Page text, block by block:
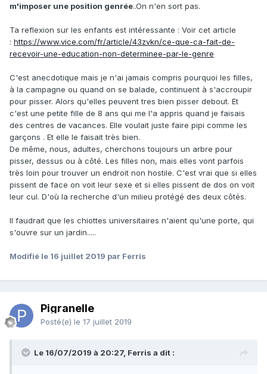
m'imposer une position genrée..On n'en sort pas.
Ta reflexion sur les enfants est intéressante : Voir cet article
: https://www.vice.com/fr/article/43zvkn/ce-que-ca-fait-de-
recevoir-une-education-non-determinee-par-le-genre
C'est anecdotique mais je n'ai jamais compris pourquoi les filles,
à la campagne ou quand on se balade, continuent à s'accroupir
pour pisser. Alors qu'elles peuvent tres bien pisser debout. Et
c'est une petite fille de 8 ans qui me l'a appris quand je faisais
des centres de vacances. Elle voulait juste faire pipi comme les
garçons . Et elle le faisait très bien.
De même, nous, adultes, cherchons toujours un arbre pour
pisser, dessus ou à côté. Les filles non, mais elles vont parfois
très loin pour trouver un endroit non hostile. C'est vrai que si elles
pissent de face on voit leur sexe et si elles pissent de dos on voit
leur cul. D'où la recherche d'un milieu protégé des deux côtés.
Il faudrait que les chiottes universitaires n'aient qu'une porte, qui
s'ouvre sur un jardin.....
Modifié le 16 juillet 2019 par Ferris
Pigranelle
Posté(e) le 17 juillet 2019
Le 16/07/2019 à 20:27, Ferris a dit :